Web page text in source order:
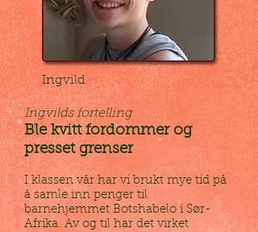
Ingvild
Ingvilds fortelling:
Ble kvitt fordommer og
presset grenser
I klassen vår har vi brukt mye tid på
å samle inn penger til
barnehjemmet Botshabelo i Sør-
Afrika. Av og til har det virket